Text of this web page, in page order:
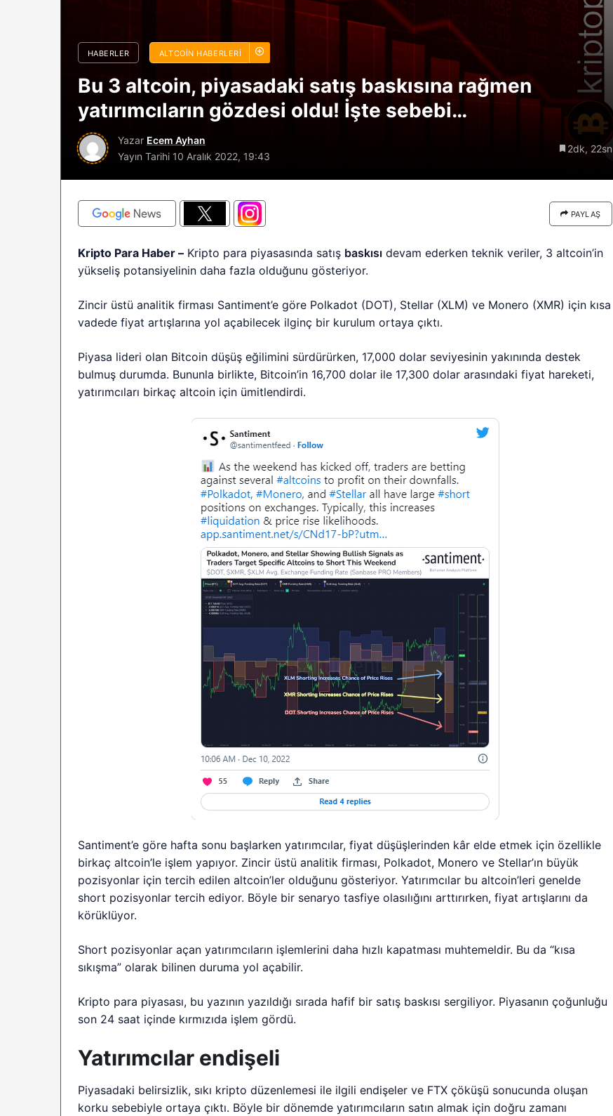
HABERLER ALTCOIN HABERLERI
Bu 3 altcoin, piyasadaki satış baskısına rağmen
yatırımcıların gözdesi oldu! İşte sebebi…
Yazar Ecem Ayhan
Yayın Tarihi 10 Aralık 2022, 19:43
2dk, 22sn
PAYLAŞ
Kripto Para Haber – Kripto para piyasasında satış baskısı devam ederken teknik veriler, 3 altcoin’in
yükseliş potansiyelinin daha fazla olduğunu gösteriyor.
Zincir üstü analitik firması Santiment’e göre Polkadot (DOT), Stellar (XLM) ve Monero (XMR) için kısa
vadede fiyat artışlarına yol açabilecek ilginç bir kurulum ortaya çıktı.
Piyasa lideri olan Bitcoin düşüş eğilimini sürdürürken, 17,000 dolar seviyesinin yakınında destek
bulmuş durumda. Bununla birlikte, Bitcoin’in 16,700 dolar ile 17,300 dolar arasındaki fiyat hareketi,
yatırımcıları birkaç altcoin için ümitlendirdi.
Santiment’e göre hafta sonu başlarken yatırımcılar, fiyat düşüşlerinden kâr elde etmek için özellikle
birkaç altcoin’le işlem yapıyor. Zincir üstü analitik firması, Polkadot, Monero ve Stellar’ın büyük
pozisyonlar için tercih edilen altcoin’ler olduğunu gösteriyor. Yatırımcılar bu altcoin’leri genelde
short pozisyonlar tercih ediyor. Böyle bir senaryo tasfiye olasılığını arttırırken, fiyat artışlarını da
körüklüyor.
Short pozisyonlar açan yatırımcıların işlemlerini daha hızlı kapatması muhtemeldir. Bu da “kısa
sıkışma” olarak bilinen duruma yol açabilir.
Kripto para piyasası, bu yazının yazıldığı sırada hafif bir satış baskısı sergiliyor. Piyasanın çoğunluğu
son 24 saat içinde kırmızıda işlem gördü.
Yatırımcılar endişeli
Piyasadaki belirsizlik, sıkı kripto düzenlemesi ile ilgili endişeler ve FTX çöküşü sonucunda oluşan
korku sebebiyle ortaya çıktı. Böyle bir dönemde yatırımcıların satın almak için doğru zamanı
sürüyor: Analistlere göre
2026 BTC çöküşü neden
sınırlı kalabilir?
Riski: Uzun Vadeli HYPER
Boğaları 31,1 Milyon Dolarlık
Birikim Yapıyor